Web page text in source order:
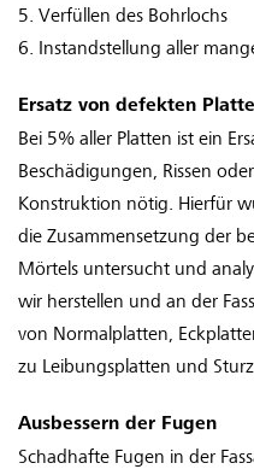
5. Verfüllen des Bohrlochs
6. Instandstellung aller
Ersatz von defekten
Bei 5% aller Platten ist ein
Beschädigungen, Rissen
Konstruktion nötig. Hierfür
die Zusammensetzung der
Mörtels untersucht und
wir herstellen und an der
von Normalplatten,
zu Leibungsplatten und
Ausbessern der Fugen
Schadhafte Fugen in der